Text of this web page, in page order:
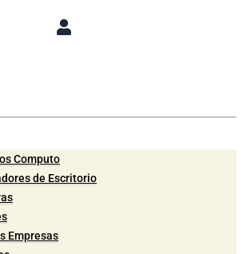
Computo
de Escritorio
Empresas